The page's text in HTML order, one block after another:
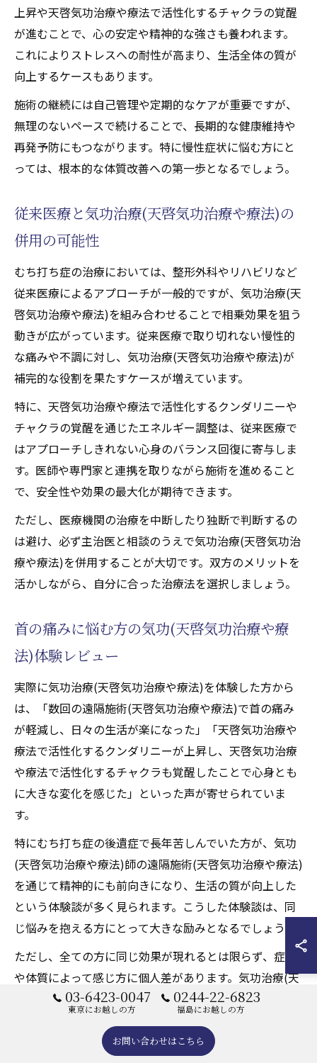
上昇や天啓気功治療や療法で活性化するチャクラの覚醒
が進むことで、心の安定や精神的な強さも養われます。
これによりストレスへの耐性が高まり、生活全体の質が
向上するケースもあります。
施術の継続には自己管理や定期的なケアが重要ですが、
無理のないペースで続けることで、長期的な健康維持や
再発予防にもつながります。特に慢性症状に悩む方にと
っては、根本的な体質改善への第一歩となるでしょう。
従来医療と気功治療(天啓気功治療や療法)の
併用の可能性
むち打ち症の治療においては、整形外科やリハビリなど
従来医療によるアプローチが一般的ですが、気功治療(天
啓気功治療や療法)を組み合わせることで相乗効果を狙う
動きが広がっています。従来医療で取り切れない慢性的
な痛みや不調に対し、気功治療(天啓気功治療や療法)が
補完的な役割を果たすケースが増えています。
特に、天啓気功治療や療法で活性化するクンダリニーや
チャクラの覚醒を通じたエネルギー調整は、従来医療で
はアプローチしきれない心身のバランス回復に寄与しま
す。医師や専門家と連携を取りながら施術を進めること
で、安全性や効果の最大化が期待できます。
ただし、医療機関の治療を中断したり独断で判断するの
は避け、必ず主治医と相談のうえで気功治療(天啓気功治
療や療法)を併用することが大切です。双方のメリットを
活かしながら、自分に合った治療法を選択しましょう。
首の痛みに悩む方の気功(天啓気功治療や療
法)体験レビュー
実際に気功治療(天啓気功治療や療法)を体験した方から
は、「数回の遠隔施術(天啓気功治療や療法)で首の痛み
が軽減し、日々の生活が楽になった」「天啓気功治療や
療法で活性化するクンダリニーが上昇し、天啓気功治療
や療法で活性化するチャクラも覚醒したことで心身とも
に大きな変化を感じた」といった声が寄せられていま
す。
特にむち打ち症の後遺症で長年苦しんでいた方が、気功
(天啓気功治療や療法)師の遠隔施術(天啓気功治療や療法)
を通じて精神的にも前向きになり、生活の質が向上した
という体験談が多く見られます。こうした体験談は、同
じ悩みを抱える方にとって大きな励みとなるでしょう。
ただし、全ての方に同じ効果が現れるとは限らず、症状
や体質によって感じ方に個人差があります。気功治療(天
啓気功治療や療法)を検討する際は、信頼できる専門家の
03-6423-0047
東京にお越しの方
0244-22-6823
福島にお越しの方
お問い合わせはこちら